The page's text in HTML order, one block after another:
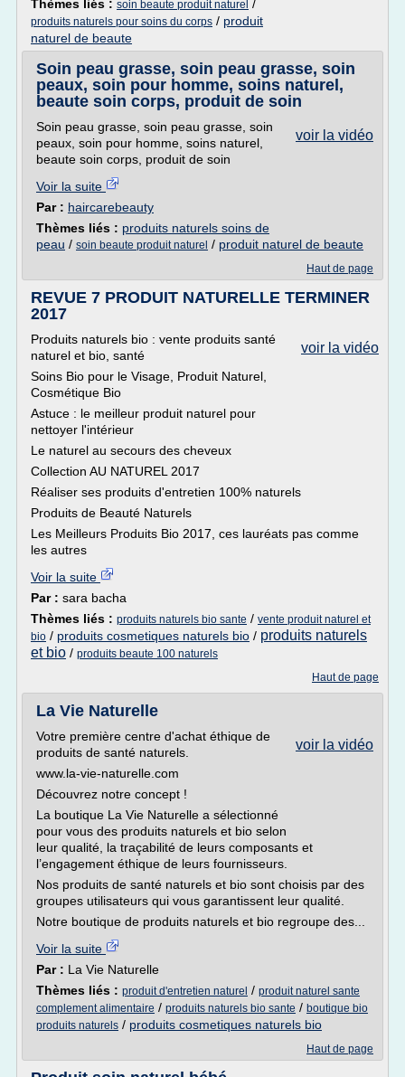
Thèmes liés : soin beaute produit naturel /
produits naturels pour soins du corps / produit
naturel de beaute
Soin peau grasse, soin peau grasse, soin
peaux, soin pour homme, soins naturel,
beaute soin corps, produit de soin
voir la vidéo
Soin peau grasse, soin peau grasse, soin
peaux, soin pour homme, soins naturel,
beaute soin corps, produit de soin
Voir la suite
Par : haircarebeauty
Thèmes liés : produits naturels soins de
peau / soin beaute produit naturel / produit naturel de beaute
Haut de page
REVUE 7 PRODUIT NATURELLE TERMINER
2017
voir la vidéo
Produits naturels bio : vente produits santé
naturel et bio, santé
Soins Bio pour le Visage, Produit Naturel,
Cosmétique Bio
Astuce : le meilleur produit naturel pour
nettoyer l'intérieur
Le naturel au secours des cheveux
Collection AU NATUREL 2017
Réaliser ses produits d'entretien 100% naturels
Produits de Beauté Naturels
Les Meilleurs Produits Bio 2017, ces lauréats pas comme
les autres
Voir la suite
Par : sara bacha
Thèmes liés : produits naturels bio sante / vente produit naturel et
bio / produits cosmetiques naturels bio / produits naturels
et bio / produits beaute 100 naturels
Haut de page
La Vie Naturelle
voir la vidéo
Votre première centre d'achat éthique de
produits de santé naturels.
www.la-vie-naturelle.com
Découvrez notre concept !
La boutique La Vie Naturelle a sélectionné
pour vous des produits naturels et bio selon
leur qualité, la traçabilité de leurs composants et
l’engagement éthique de leurs fournisseurs.
Nos produits de santé naturels et bio sont choisis par des
groupes utilisateurs qui vous garantissent leur qualité.
Notre boutique de produits naturels et bio regroupe des...
Voir la suite
Par : La Vie Naturelle
Thèmes liés : produit d'entretien naturel / produit naturel sante
complement alimentaire / produits naturels bio sante / boutique bio
produits naturels / produits cosmetiques naturels bio
Haut de page